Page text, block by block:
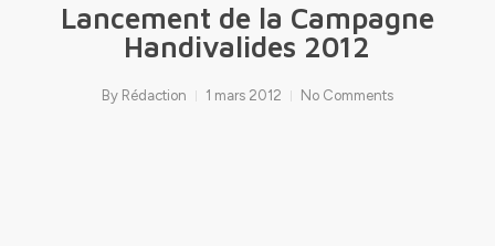
Lancement de la Campagne
Handivalides 2012
By Rédaction 1 mars 2012 No Comments